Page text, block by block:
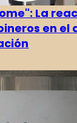
La
en el